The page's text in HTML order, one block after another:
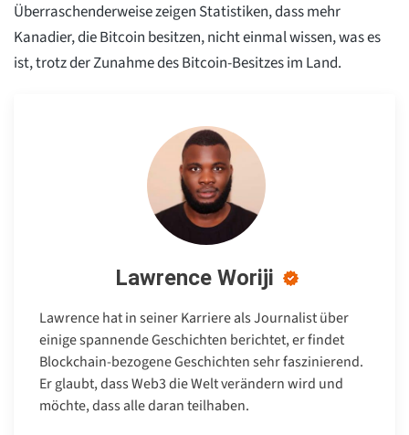
Überraschenderweise zeigen Statistiken, dass mehr
Kanadier, die Bitcoin besitzen, nicht einmal wissen, was es
ist, trotz der Zunahme des Bitcoin-Besitzes im Land.
Lawrence Woriji
Lawrence hat in seiner Karriere als Journalist über
einige spannende Geschichten berichtet, er findet
Blockchain-bezogene Geschichten sehr faszinierend.
Er glaubt, dass Web3 die Welt verändern wird und
möchte, dass alle daran teilhaben.